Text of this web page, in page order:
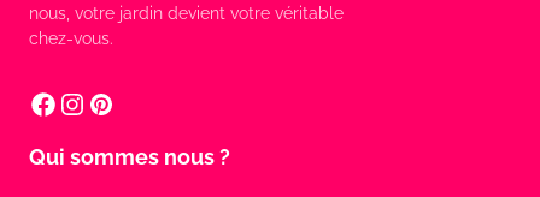
nous, votre jardin devient votre véritable
chez-vous.
Qui sommes nous ?